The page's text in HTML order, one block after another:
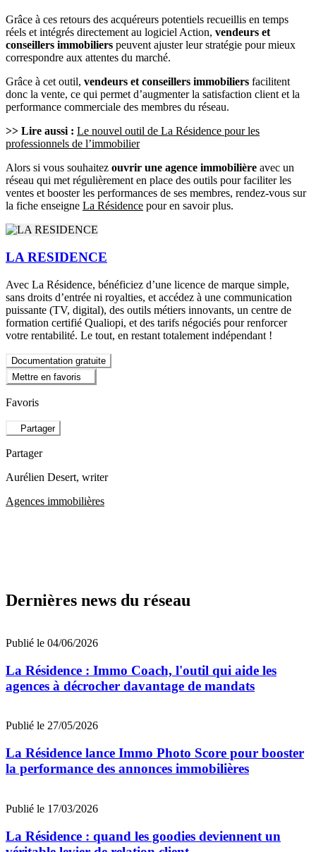
Grâce à ces retours des acquéreurs potentiels recueillis en temps
réels et intégrés directement au logiciel Action, vendeurs et
conseillers immobiliers peuvent ajuster leur stratégie pour mieux
correspondre aux attentes du marché.
Grâce à cet outil, vendeurs et conseillers immobiliers facilitent
donc la vente, ce qui permet d’augmenter la satisfaction client et la
performance commerciale des membres du réseau.
>> Lire aussi : Le nouvel outil de La Résidence pour les
professionnels de l’immobilier
Alors si vous souhaitez ouvrir une agence immobilière avec un
réseau qui met régulièrement en place des outils pour faciliter les
ventes et booster les performances de ses membres, rendez-vous sur
la fiche enseigne La Résidence pour en savoir plus.
LA RESIDENCE
Avec La Résidence, bénéficiez d’une licence de marque simple,
sans droits d’entrée ni royalties, et accédez à une communication
puissante (TV, digital), des outils métiers innovants, un centre de
formation certifié Qualiopi, et des tarifs négociés pour renforcer
votre rentabilité. Le tout, en restant totalement indépendant !
Documentation gratuite
Mettre en favoris
Favoris
Partager
Partager
Aurélien Desert, writer
Agences immobilières
Dernières news du réseau
Publié le 04/06/2026
La Résidence : Immo Coach, l'outil qui aide les
agences à décrocher davantage de mandats
Publié le 27/05/2026
La Résidence lance Immo Photo Score pour booster
la performance des annonces immobilières
Publié le 17/03/2026
La Résidence : quand les goodies deviennent un